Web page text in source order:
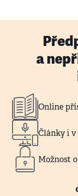
a
Online
Články i
Možnost